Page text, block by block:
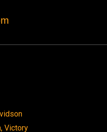
Victory